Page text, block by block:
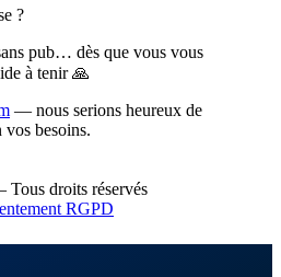
?
pub… dès que vous vous
à tenir 🙏
— nous serions heureux de
besoins.
droits réservés
RGPD